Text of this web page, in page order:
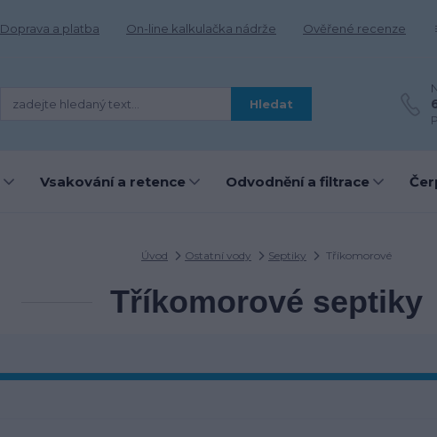
Doprava a platba On-line kalkulačka nádrže Ověřené recenze
Hledat
Vsakování a retence Odvodnění a filtrace
Úvod Ostatní vody Septiky Tříkomorové
Tříkomorové septiky